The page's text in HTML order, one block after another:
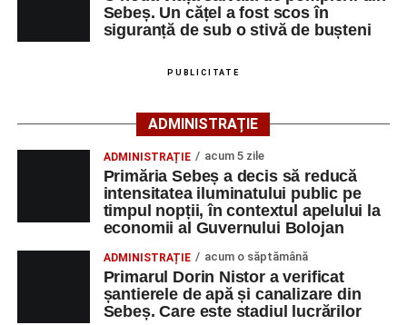
Ultimele știri din Sebeș
bărbat căsătorit. Instanța a emis un ordin de
Incendiu la un autoturism pe Autostrada A1, în zona
localității Sibișeni
Școala de Fotbal Valea Frumoasei își întărește
lotul pentru noul sezon. Trei achiziții și performanțe
importante la nivel juvenil
Messenger WhatsApp Twitter/X Email
Sebeș. Un cățel a fost scos în
siguranță de sub o stivă de bușteni
PUBLICITATE
ADMINISTRAȚIE
ADMINISTRAȚIE acum 5 zile
Primăria Sebeș a decis să reducă
intensitatea iluminatului public pe
timpul nopții, în contextul apelului la
economii al Guvernului Bolojan
ADMINISTRAȚIE acum o săptămână
Primarul Dorin Nistor a verificat
șantierele de apă și canalizare din
Sebeș. Care este stadiul lucrărilor